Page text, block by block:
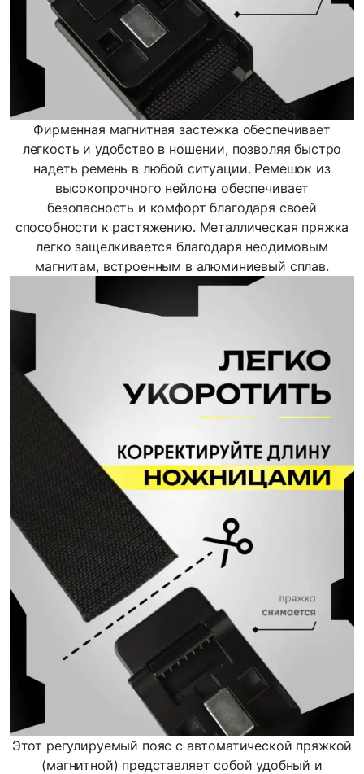
Фирменная магнитная застежка обеспечивает
легкость и удобство в ношении, позволяя быстро
надеть ремень в любой ситуации. Ремешок из
высокопрочного нейлона обеспечивает
безопасность и комфорт благодаря своей
способности к растяжению. Металлическая пряжка
легко защелкивается благодаря неодимовым
магнитам, встроенным в алюминиевый сплав.
Этот регулируемый пояс с автоматической пряжкой
(магнитной) представляет собой удобный и